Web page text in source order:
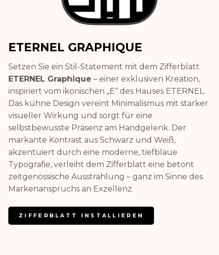
ETERNEL GRAPHIQUE
Setzen Sie ein Stil-Statement mit dem Zifferblatt
ETERNEL Graphique – einer exklusiven Kreation,
inspiriert vom ikonischen „E“ des Hauses ETERNEL.
Das kühne Design vereint Minimalismus mit starker
visueller Wirkung und sorgt für eine
selbstbewusste Präsenz am Handgelenk. Der
markante Kontrast aus Schwarz und Weiß,
akzentuiert durch eine moderne, tiefblaue
Typografie, verleiht dem Zifferblatt eine betont
zeitgenössische Ausstrahlung – ganz im Sinne des
Markenanspruchs an Exzellenz.
ZIFFERBLATT INSTALLIEREN